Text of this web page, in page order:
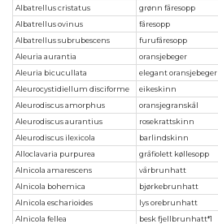
Albatrellus cristatus
grønn fåresopp
Albatrellus ovinus
fåresopp
Albatrellus subrubescens
furufåresopp
Aleuria aurantia
oransjebeger
Aleuria bicucullata
elegant oransjebeger
Aleurocystidiellum disciforme
eikeskinn
Aleurodiscus amorphus
oransjegranskål
Aleurodiscus aurantius
rosekrattskinn
Aleurodiscus ilexicola
barlindskinn
Alloclavaria purpurea
gråfiolett køllesopp
Alnicola amarescens
vårbrunhatt
Alnicola bohemica
bjørkebrunhatt
Alnicola escharioides
lys orebrunhatt
Alnicola fellea
besk fjellbrunhatt*1